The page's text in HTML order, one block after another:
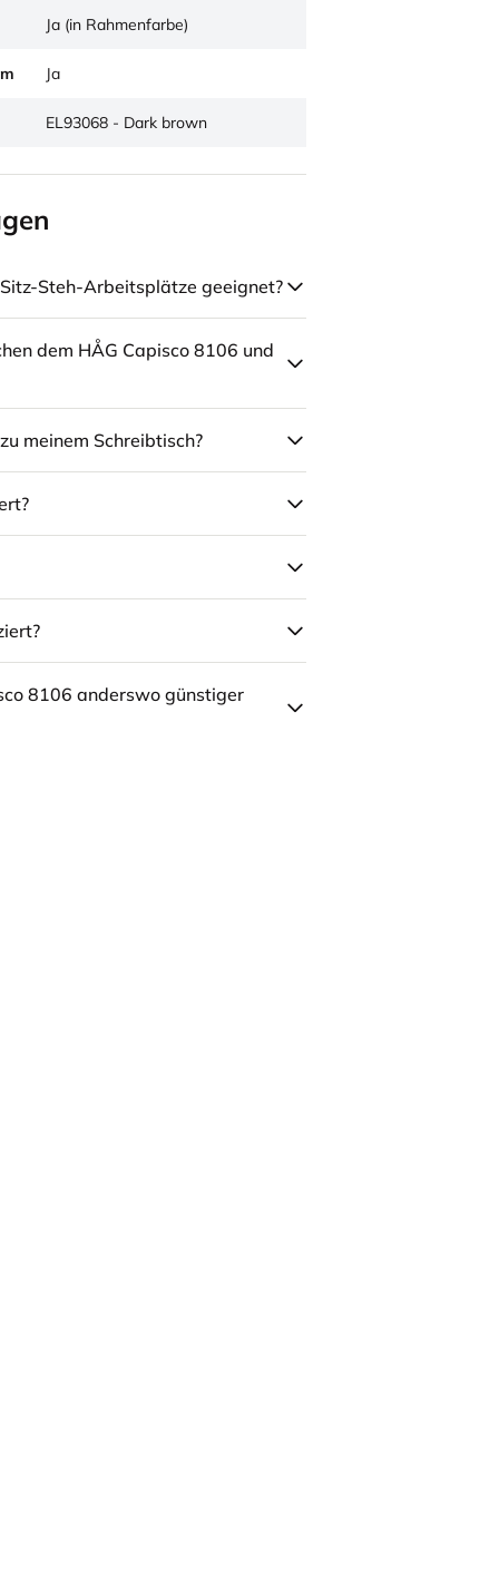
Ja (in Rahmenfarbe)
Ja
EL93068 - Dark brown
Steh-Arbeitsplätze geeignet?
dem HÅG Capisco 8106 und
meinem Schreibtisch?
8106 anderswo günstiger